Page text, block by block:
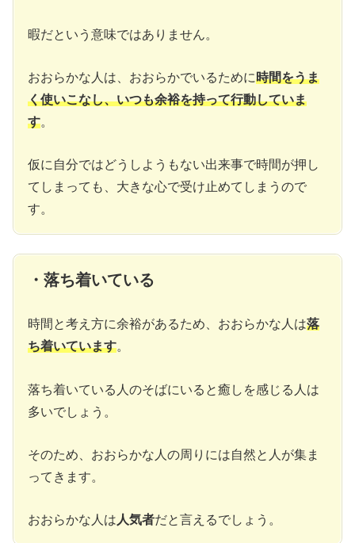
暇だという意味ではありません。
おおらかな人は、おおらかでいるために時間をうま
く使いこなし、いつも余裕を持って行動していま
す。
仮に自分ではどうしようもない出来事で時間が押し
てしまっても、大きな心で受け止めてしまうので
す。
・落ち着いている
時間と考え方に余裕があるため、おおらかな人は落
ち着いています。
落ち着いている人のそばにいると癒しを感じる人は
多いでしょう。
そのため、おおらかな人の周りには自然と人が集ま
ってきます。
おおらかな人は 人気者だと言えるでしょう。